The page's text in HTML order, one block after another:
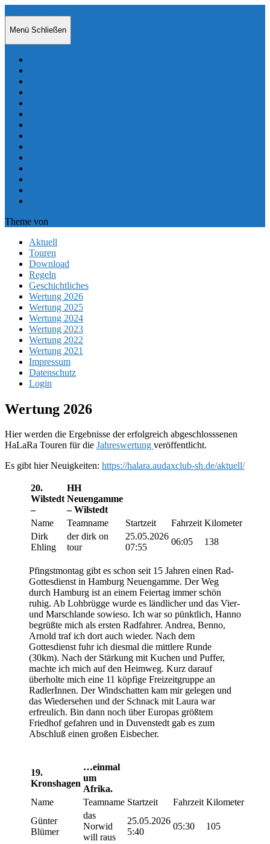
Menü Schließen
Theme von
Aktuell
Touren
Download
Regeln
Geschichtliches
Wertung 2026
Wertung 2025
Wertung 2024
Wertung 2023
Wertung 2022
Wertung 2021
Impressum
Datenschutz
Login
Wertung 2026
Hier werden die Ergebnisse der erfolgreich abgeschlosssenen
HaLaRa Touren für die Jahreswertung veröffentlicht.
Es gibt hier Neuigkeiten: https://halara.audaxclub-sh.de/aktuell/
20.
Wilstedt
–
HH
Neuengamme
– Wilstedt
Name
Teamname Startzeit Fahrzeit Kilometer
Dirk
Ehling
der dirk on
tour
25.05.2026
07:55
06:05 138
Pfingstmontag gibt es schon seit 15 Jahren einen Rad-
Gottesdienst in Hamburg Neuengamme. Der Weg
durch Hamburg ist an einem Feiertag immer schön
ruhig. Ab Lohbrügge wurde es ländlicher und das Vier-
und Marschlande sowieso. Ich war so pünktlich, Hanno
begrüßte mich als ersten Radfahrer. Andrea, Benno,
Arnold traf ich dort auch wieder. Nach dem
Gottesdienst fuhr ich diesmal die mittlere Runde
(30km). Nach der Stärkung mit Kuchen und Puffer,
machte ich mich auf den Heimweg. Kurz darauf
überholte mich eine 11 köpfige Freizeitgruppe an
RadlerInnen. Der Windschatten kam mir gelegen und
das Wiedersehen und der Schnack mit Laura war
erfreulich. Bin dann noch über Europas größtem
Friedhof gefahren und in Duvenstedt gab es zum
Abschluß einen großen Eisbecher.
19.
Kronshagen
…einmal
um
Afrika.
Name
Teamname Startzeit Fahrzeit Kilometer
Günter
Blümer
das
Norwid
will raus
25.05.2026
5:40
05:30 105